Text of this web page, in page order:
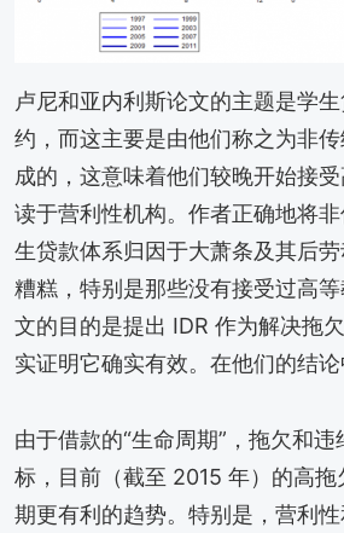
卢尼和亚内利斯论文的主题是学
约，而这主要是由他们称之为非
成的，这意味着他们较晚开始接
读于营利性机构。作者正确地将
生贷款体系归因于大萧条及其后
糟糕，特别是那些没有接受过高
文的目的是提出 IDR 作为解决拖
实证明它确实有效。在他们的结论
由于借款的“生命周期”，拖欠和
标，目前（截至 2015 年）的高拖
期更有利的趋势。特别是，营利